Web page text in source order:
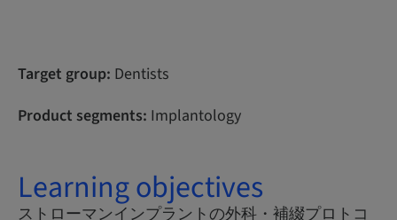
Target group: Dentists
Product segments: Implantology
Learning objectives
ストローマンインプラントの外科・補綴プロトコ